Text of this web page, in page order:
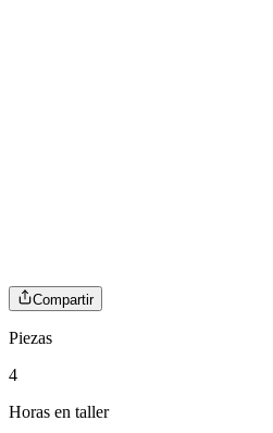
Compartir
Piezas
4
Horas en taller